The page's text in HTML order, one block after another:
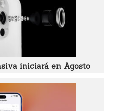
iniciará en Agosto